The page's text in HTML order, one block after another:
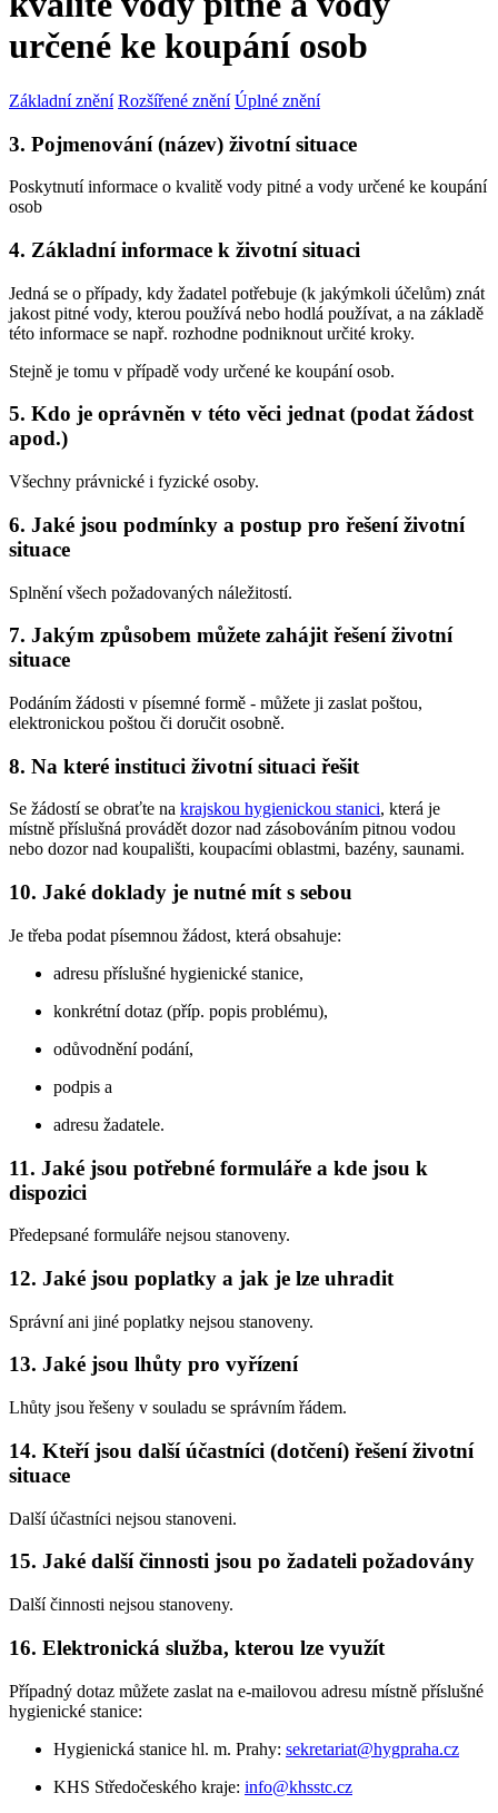
určené ke koupání osob
Základní znění Rozšířené znění Úplné znění
3. Pojmenování (název) životní situace
Poskytnutí informace o kvalitě vody pitné a vody určené ke koupání
osob
4. Základní informace k životní situaci
Jedná se o případy, kdy žadatel potřebuje (k jakýmkoli účelům) znát
jakost pitné vody, kterou používá nebo hodlá používat, a na základě
této informace se např. rozhodne podniknout určité kroky.
Stejně je tomu v případě vody určené ke koupání osob.
5. Kdo je oprávněn v této věci jednat (podat žádost
apod.)
Všechny právnické i fyzické osoby.
6. Jaké jsou podmínky a postup pro řešení životní
situace
Splnění všech požadovaných náležitostí.
7. Jakým způsobem můžete zahájit řešení životní
situace
Podáním žádosti v písemné formě - můžete ji zaslat poštou,
elektronickou poštou či doručit osobně.
8. Na které instituci životní situaci řešit
Se žádostí se obraťte na krajskou hygienickou stanici, která je
místně příslušná provádět dozor nad zásobováním pitnou vodou
nebo dozor nad koupališti, koupacími oblastmi, bazény, saunami.
10. Jaké doklady je nutné mít s sebou
Je třeba podat písemnou žádost, která obsahuje:
adresu příslušné hygienické stanice,
konkrétní dotaz (příp. popis problému),
odůvodnění podání,
podpis a
adresu žadatele.
11. Jaké jsou potřebné formuláře a kde jsou k
dispozici
Předepsané formuláře nejsou stanoveny.
12. Jaké jsou poplatky a jak je lze uhradit
Správní ani jiné poplatky nejsou stanoveny.
13. Jaké jsou lhůty pro vyřízení
Lhůty jsou řešeny v souladu se správním řádem.
14. Kteří jsou další účastníci (dotčení) řešení životní
situace
Další účastníci nejsou stanoveni.
15. Jaké další činnosti jsou po žadateli požadovány
Další činnosti nejsou stanoveny.
16. Elektronická služba, kterou lze využít
Případný dotaz můžete zaslat na e-mailovou adresu místně příslušné
hygienické stanice:
Hygienická stanice hl. m. Prahy: sekretariat@hygpraha.cz
KHS Středočeského kraje: info@khsstc.cz